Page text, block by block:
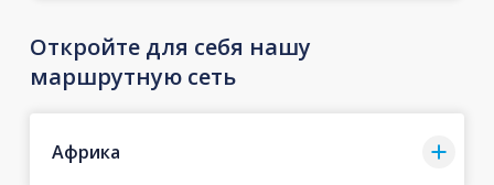
Откройте для себя нашу
маршрутную сеть
Африка